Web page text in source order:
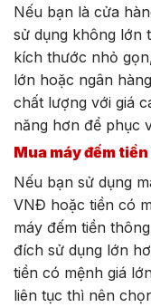
Nếu bạn là cửa
sử dụng không lớn
kích thước nhỏ
lớn hoặc ngân
chất lượng với giá
năng hơn để phục
Mua máy đếm
Nếu bạn sử dụng
VNĐ hoặc tiền có
máy đếm tiền
đích sử dụng lớn
tiền có mệnh giá
liên tục thì nên